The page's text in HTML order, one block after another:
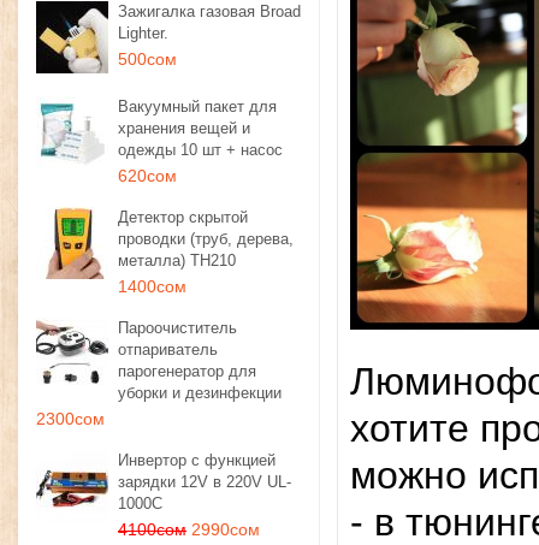
Зажигалка газовая Broad
Lighter.
500сом
Вакуумный пакет для
хранения вещей и
одежды 10 шт + насос
620сом
Детектор скрытой
проводки (труб, дерева,
металла) TH210
1400сом
Пароочиститель
отпариватель
парогенератор для
уборки и дезинфекции
2300сом
Инвертор с функцией
зарядки 12V в 220V UL-
1000C
4100сом 2990сом
хотите
можно
- в